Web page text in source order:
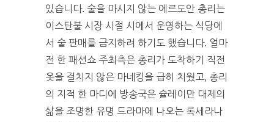
있습니다. 술을 마시지 않는 에르도안 총리는
이스탄불 시장 시절 시에서 운영하는 식당에
서 술 판매를 금지하려 하기도 했습니다. 얼마
전 한 패션쇼 주최측은 총리가 도착하기 직전
옷을 걸치지 않은 마네킹을 급히 치웠고, 총리
의 지적 한 마디에 방송국은 슐레이만 대제의
삶을 조명한 유명 드라마에 나오는 록세라나